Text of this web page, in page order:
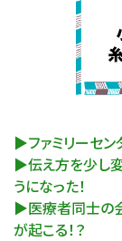
▶ファミリーセン
▶伝え方を少し変
うになった！
▶医療者同士の
が起こる！？